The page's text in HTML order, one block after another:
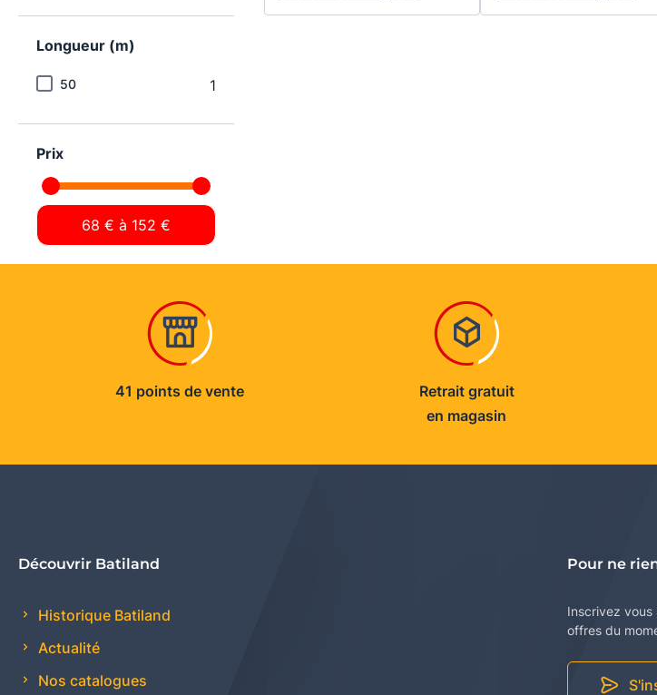
Longueur (m)
50 1
Prix
41 points de vente
Retrait gratuit
en magasin
Découvrir Batiland
Historique Batiland
Actualité
Nos catalogues
Pour ne
Inscrivez
offres du